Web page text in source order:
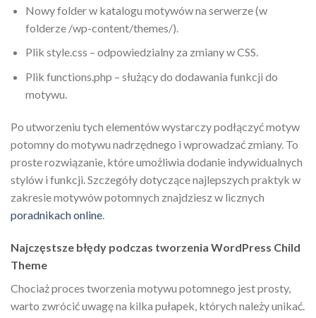
Nowy folder w katalogu motywów na serwerze (w
folderze /wp-content/themes/).
Plik style.css – odpowiedzialny za zmiany w CSS.
Plik functions.php – służący do dodawania funkcji do
motywu.
Po utworzeniu tych elementów wystarczy podłączyć motyw
potomny do motywu nadrzędnego i wprowadzać zmiany. To
proste rozwiązanie, które umożliwia dodanie indywidualnych
stylów i funkcji. Szczegóły dotyczące najlepszych praktyk w
zakresie motywów potomnych znajdziesz w licznych
poradnikach online
Najczęstsze błędy podczas tworzenia WordPress Child
Theme
Chociaż proces tworzenia motywu potomnego jest prosty,
warto zwrócić uwagę na kilka pułapek, których należy unikać.